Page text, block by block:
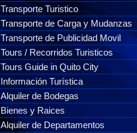
Transporte Turistico
Transporte de Carga y Mudanzas
Transporte de Publicidad Movil
Tours / Recorridos Turisticos
Tours Guide in Quito City
Información Turística
Alquiler de Bodegas
Bienes y Raices
Alquiler de Departamentos